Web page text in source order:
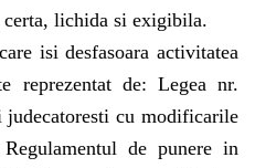
certa, lichida si exigibila.
isi desfasoara activitatea
reprezentat de: Legea nr.
cu modificarile
de punere in